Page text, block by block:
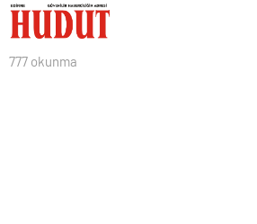
777 okunma